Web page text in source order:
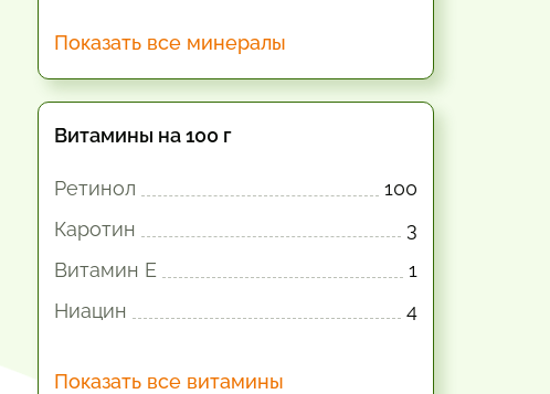
Показать все минералы
Витамины на 100 г
Ретинол
100
Каротин
3
Витамин E
1
Ниацин
4
Показать все витамины